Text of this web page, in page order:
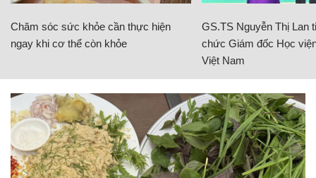
Chăm sóc sức khỏe cần thực hiện
ngay khi cơ thể còn khỏe
GS.TS Nguyễn Thị Lan
chức Giám đốc Học
Việt Nam